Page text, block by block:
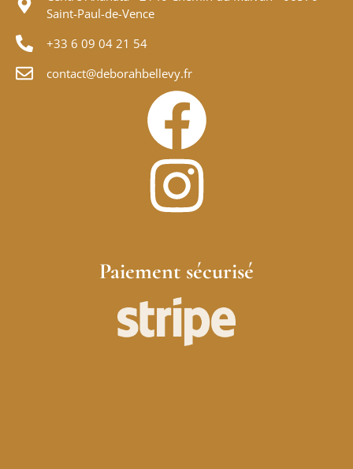
Saint-Paul-de-Vence
+33 6 09 04 21 54
contact@deborahbellevy.fr
Paiement sécurisé